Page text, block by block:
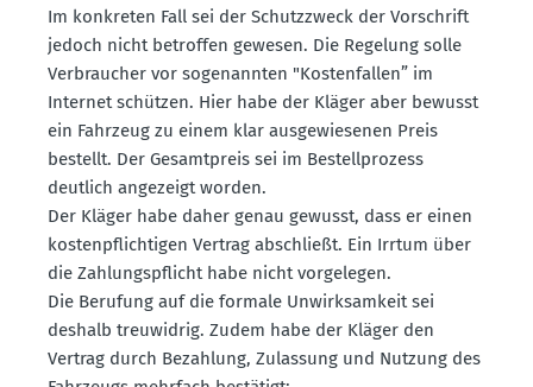
Im konkreten Fall sei der Schutz­zweck der Vorschrift
jedoch nicht betroffen gewesen. Die Regelung solle
Verbraucher vor sogenannten "Kosten­fallen” im
Internet schützen. Hier habe der Kläger aber bewusst
ein Fahrzeug zu einem klar ausge­wie­senen Preis
bestellt. Der Gesamt­preis sei im Bestell­prozess
deutlich angezeigt worden.
Der Kläger habe daher genau gewusst, dass er einen
kosten­pflich­tigen Vertrag abschließt. Ein Irrtum über
die Zahlungs­pflicht habe nicht vorge­legen.
Die Berufung auf die formale Unwirk­samkeit sei
deshalb treuwidrig. Zudem habe der Kläger den
Vertrag durch Bezahlung, Zulassung und Nutzung des